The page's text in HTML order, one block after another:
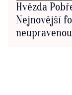
Hvězda
Nejnovější